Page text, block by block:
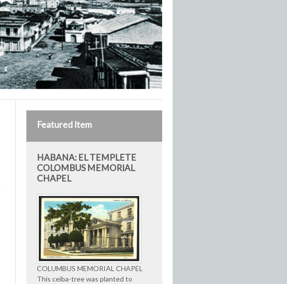
Featured Item
HABANA: EL TEMPLETE
COLOMBUS MEMORIAL
CHAPEL
COLUMBUS MEMORIAL CHAPEL
This ceiba-tree was planted to